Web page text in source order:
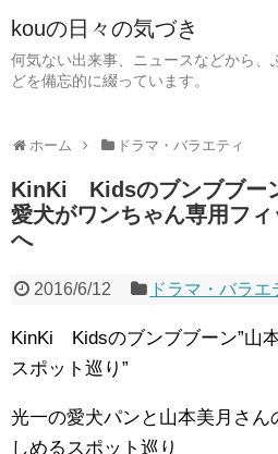
kouの日々の気づき
何気ない出来事、ニュースなどから、
どを備忘的に綴っています。
ホーム ドラマ・バラエティ
KinKi Kidsのブンブブー
愛犬がワンちゃん専用フ
へ
2016/6/12 ドラマ・バラエ
KinKi Kidsのブンブブーン”山
スポット巡り”
光一の愛犬パンと山本美月さん
しめるスポット巡り